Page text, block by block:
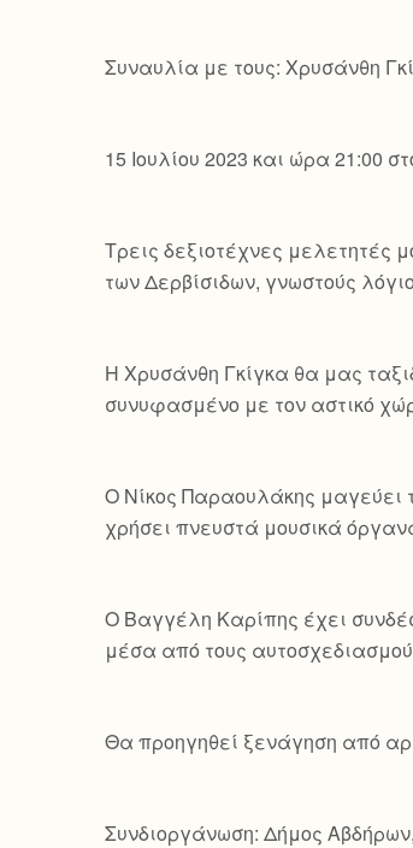
Συναυλία με τους: Χρυσάνθη
15 Ιουλίου 2023 και ώρα 21:00
Τρεις δεξιοτέχνες μελετητές
των Δερβίσιδων, γνωστούς
Η Χρυσάνθη Γκίγκα θα μας
συνυφασμένο με τον αστικό
Ο Νίκος Παραουλάκης μαγεύει
χρήσει πνευστά μουσικά
Ο Βαγγέλη Καρίπης έχει
μέσα από τους
Θα προηγηθεί ξενάγηση από
Συνδιοργάνωση: Δήμος